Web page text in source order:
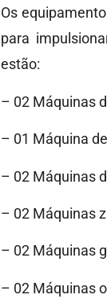
Os
para
estão:
– 02 Máquinas
– 01 Máquina
– 02 Máquinas
– 02 Máquinas
– 02 Máquinas
– 02 Máquinas